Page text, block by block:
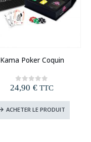
Kama Poker Coquin
0 out of 5
24,90 € TTC
ACHETER LE PRODUIT